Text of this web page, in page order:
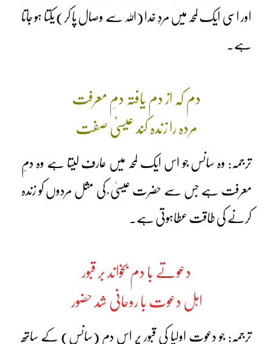
اور اسی ایک لمحہ میں مردِ خدا (اللہ سے وصال پا کر) یکتا ہو جاتا
ہے۔
دم کہ از دم یافتہ دمِ معرفت
مردہ را زندہ کند عیسیٰؑ صفت
ترجمہ: وہ سانس جو اس ایک لمحہ میں عارف لیتا ہے وہ دمِ
معرفت ہے جس سے حضرت عیسیٰ ؑ کی مثل مردوں کو زندہ
کرنے کی طاقت عطاہوتی ہے۔
دعوتے با دم بخواند بر قبور
اہل دعوت با روحانی شد حضور
ترجمہ: جو دعوت اولیا کی قبور پر اس دم (سانس) کے ساتھ